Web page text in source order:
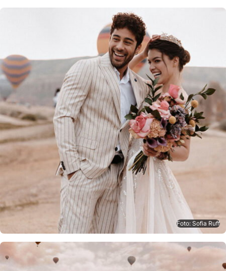
Foto: Sofia Ruff